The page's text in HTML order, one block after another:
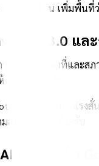
างแนบเนียน เพิ่มพื้น
3.0 และ
รอุณหภูมิที่คงที่และสภ
ณตื่นกลางดึก
และระบบลดแรง
สดชื่นในทุกเช้าครับ
4.0 ใน